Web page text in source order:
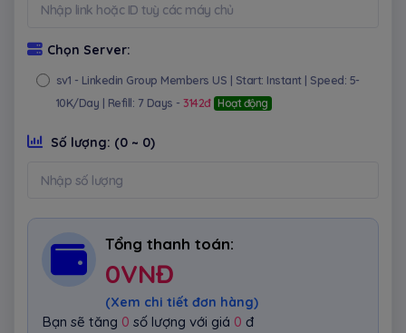
Chọn Server:
sv1 - Linkedin Group Members US | Start: Instant | Speed: 5-
10K/Day | Refill: 7 Days - 3142đ Hoạt động
Số lượng: (0 ~ 0)
Tổng thanh toán:
0VNĐ
(Xem chi tiết đơn hàng)
Bạn sẽ tăng 0 số lượng với giá 0 đ